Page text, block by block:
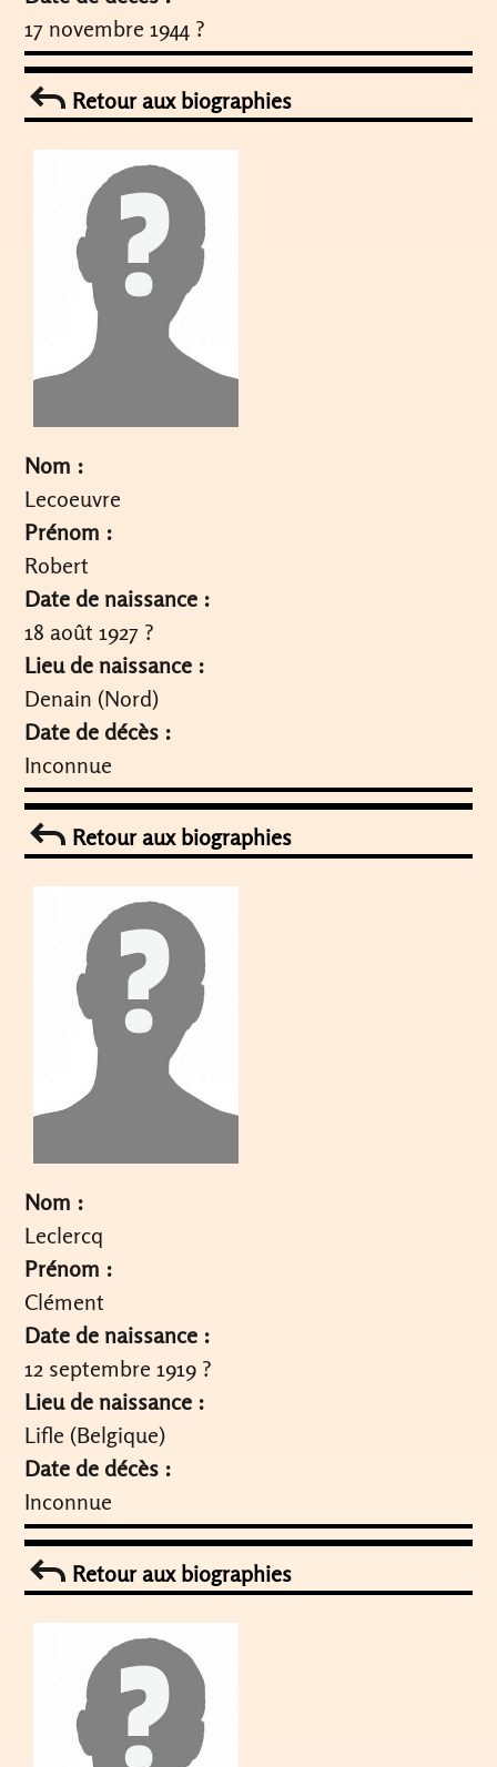
17 novembre 1944 ?
Retour aux biographies
Nom :
Lecoeuvre
Prénom :
Robert
Date de naissance :
18 août 1927 ?
Lieu de naissance :
Denain (Nord)
Date de décès :
Inconnue
Retour aux biographies
Nom :
Leclercq
Prénom :
Clément
Date de naissance :
12 septembre 1919 ?
Lieu de naissance :
Lifle (Belgique)
Date de décès :
Inconnue
Retour aux biographies